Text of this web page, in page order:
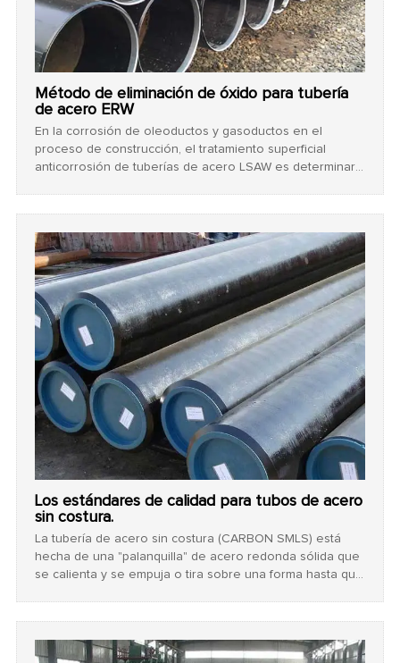
Método de eliminación de óxido para tubería
de acero ERW
En la corrosión de oleoductos y gasoductos en el
proceso de construcción, el tratamiento superficial
anticorrosión de tuberías de acero LSAW es determinar
Los estándares de calidad para tubos de acero
sin costura.
La tubería de acero sin costura (CARBON SMLS) está
hecha de una "palanquilla" de acero redonda sólida que
se calienta y se empuja o tira sobre una forma hasta que
de pulgada a 34 pulgadas de diámetro exterior.